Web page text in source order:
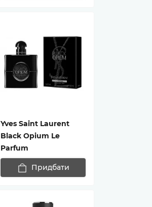
Yves Saint Laurent
Black Opium Le
Parfum
Придбати